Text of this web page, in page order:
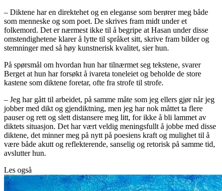
– Diktene har en direktehet og en eleganse som berører meg både
som menneske og som poet. De skrives fram midt under et
folkemord. Det er nærmest ikke til å begripe at Hasan under disse
omstendighetene klarer å lytte til språket sitt, skrive fram bilder og
stemninger med så høy kunstnerisk kvalitet, sier hun.
På spørsmål om hvordan hun har tilnærmet seg tekstene, svarer
Berget at hun har forsøkt å ivareta toneleiet og beholde de store
kastene som diktene foretar, ofte fra strofe til strofe.
– Jeg har gått til arbeidet, på samme måte som jeg ellers gjør når jeg
jobber med dikt og gjendiktning, men jeg har nok måttet ta flere
pauser og rett og slett distansere meg litt, for ikke å bli lammet av
diktets situasjon. Det har vært veldig meningsfullt å jobbe med disse
diktene, det minner meg på nytt på poesiens kraft og mulighet til å
være både akutt og reflekterende, sanselig og retorisk på samme tid,
avslutter hun.
Les også